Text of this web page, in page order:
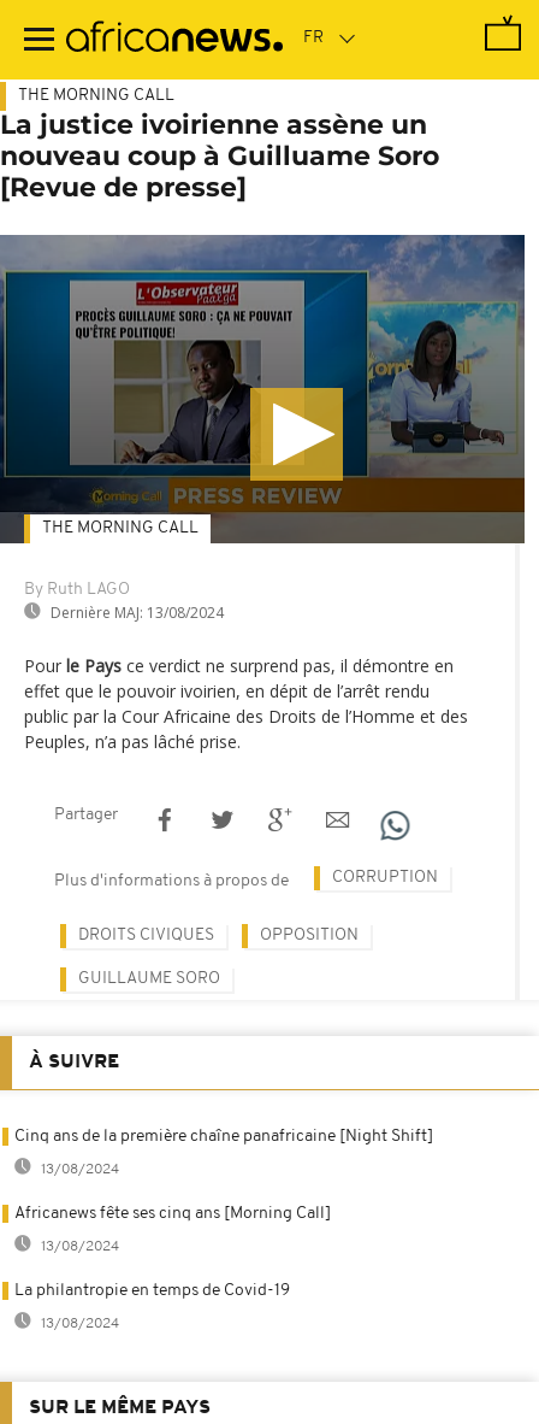
contenu
THE MORNING CALL
La justice ivoirienne assène un
nouveau coup à Guilluame Soro
[Revue de presse]
By Ruth LAGO
Dernière MAJ: 13/08/2024
THE MORNING CALL
Pour le Pays ce verdict ne surprend pas, il démontre en
effet que le pouvoir ivoirien, en dépit de l’arrêt rendu
public par la Cour Africaine des Droits de l’Homme et des
Peuples, n’a pas lâché prise.
Partager
Plus d'informations à propos de CORRUPTION
DROITS CIVIQUES OPPOSITION
GUILLAUME SORO
À SUIVRE
Cinq ans de la première chaîne panafricaine [Night Shift]
13/08/2024
Africanews fête ses cinq ans [Morning Call]
13/08/2024
La philantropie en temps de Covid-19
13/08/2024
SUR LE MÊME PAYS